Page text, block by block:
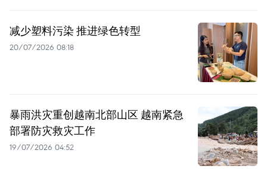
减少塑料污染 推进绿色转型
20/07/2026 08:18
暴雨洪灾重创越南北部山区 越南紧急
部署防灾救灾工作
19/07/2026 04:52